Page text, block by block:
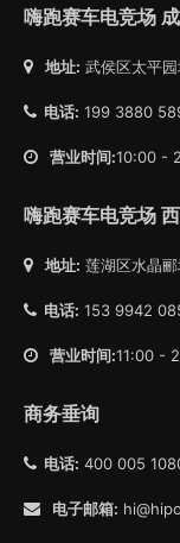
嗨跑赛车电竞场
地址: 武侯区太平
电话: 199 3880
营业时间:10:00 -
嗨跑赛车电竞场
地址: 莲湖区水晶
电话: 153 9942
营业时间:11:00 -
商务垂询
电话: 400 005
电子邮箱: